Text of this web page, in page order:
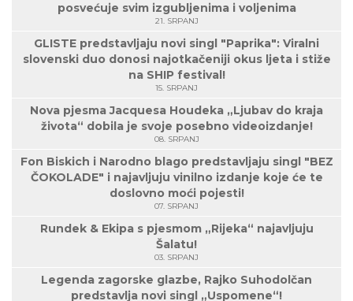
posvećuje svim izgubljenima i voljenima
21. SRPANJ
GLISTE predstavljaju novi singl "Paprika": Viralni
slovenski duo donosi najotkačeniji okus ljeta i stiže
na SHIP festival!
15. SRPANJ
Nova pjesma Jacquesa Houdeka „Ljubav do kraja
života“ dobila je svoje posebno videoizdanje!
08. SRPANJ
Fon Biskich i Narodno blago predstavljaju singl "BEZ
ČOKOLADE" i najavljuju vinilno izdanje koje će te
doslovno moći pojesti!
07. SRPANJ
Rundek & Ekipa s pjesmom „Rijeka“ najavljuju
Šalatu!
03. SRPANJ
Legenda zagorske glazbe, Rajko Suhodolčan
predstavlja novi singl „Uspomene“!